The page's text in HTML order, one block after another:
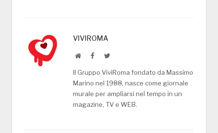
VIVIROMA
WebsiteFacebookTwitter
Il Gruppo ViviRoma fondato da Massimo
Marino nel 1988, nasce come giornale
murale per ampliarsi nel tempo in un
magazine, TV e WEB.